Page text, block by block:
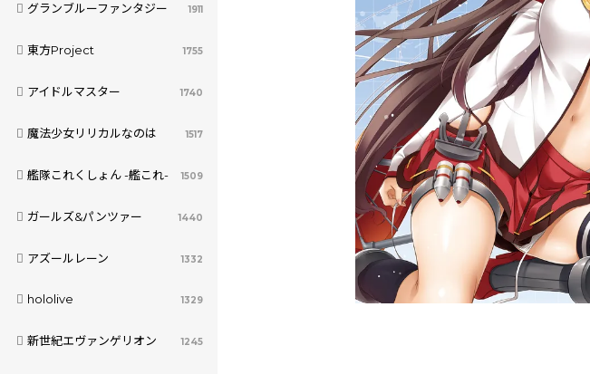
グランブルーファンタジー 1911
東方Project 1755
アイドルマスター 1740
魔法少女リリカルなのは 1517
艦隊これくしょん -艦これ- 1509
ガールズ&パンツァー 1440
アズールレーン 1332
hololive 1329
新世紀エヴァンゲリオン 1245